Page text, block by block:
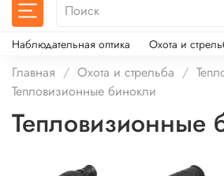
Наблюдательная оптика Охота и
Главная Охота и стрельба
Тепловизионные бинокли
Тепловизионные